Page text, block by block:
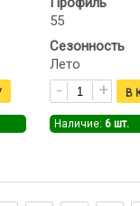
55
Сезонность
Лето
Наличие: 6 шт.